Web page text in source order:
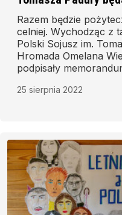
Razem będzie
celniej. Wychodząc z
Polski Sojusz im.
Hromada Omelana
podpisały
25 sierpnia 2022